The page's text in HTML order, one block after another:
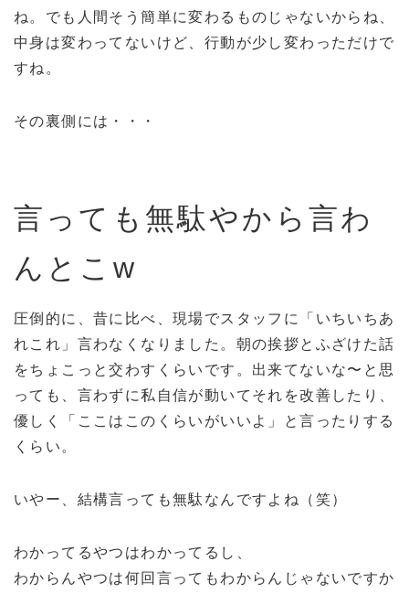
ね。でも人間そう簡単に変わるものじゃないからね、
中身は変わってないけど、行動が少し変わっただけで
すね。
その裏側には・・・
言っても無駄やから言わ
んとこw
圧倒的に、昔に比べ、現場でスタッフに「いちいちあ
れこれ」言わなくなりました。朝の挨拶とふざけた話
をちょこっと交わすくらいです。出来てないな〜と思
っても、言わずに私自信が動いてそれを改善したり、
優しく「ここはこのくらいがいいよ」と言ったりする
くらい。
いやー、結構言っても無駄なんですよね（笑）
わかってるやつはわかってるし、
わからんやつは何回言ってもわからんじゃないですか